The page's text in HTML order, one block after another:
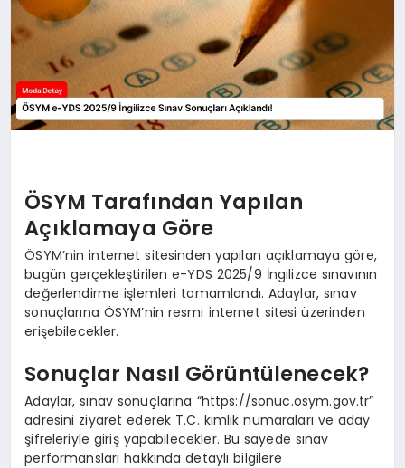
ÖSYM Tarafından Yapılan
Açıklamaya Göre
ÖSYM’nin internet sitesinden yapılan açıklamaya göre,
bugün gerçekleştirilen e-YDS 2025/9 İngilizce sınavının
değerlendirme işlemleri tamamlandı. Adaylar, sınav
sonuçlarına ÖSYM’nin resmi internet sitesi üzerinden
erişebilecekler.
Sonuçlar Nasıl Görüntülenecek?
Adaylar, sınav sonuçlarına “https://sonuc.osym.gov.tr”
adresini ziyaret ederek T.C. kimlik numaraları ve aday
şifreleriyle giriş yapabilecekler. Bu sayede sınav
performansları hakkında detaylı bilgilere